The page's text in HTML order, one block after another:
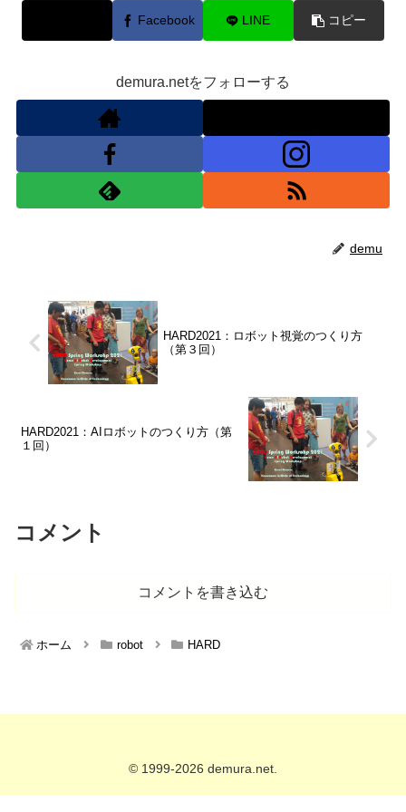
Facebook LINE コピー
demura.netをフォローする
demu
HARD2021：ロボット視覚のつくり方
（第３回）
HARD2021：AIロボットのつくり方（第
１回）
コメント
コメントを書き込む
ホーム robot HARD
© 1999-2026 demura.net.